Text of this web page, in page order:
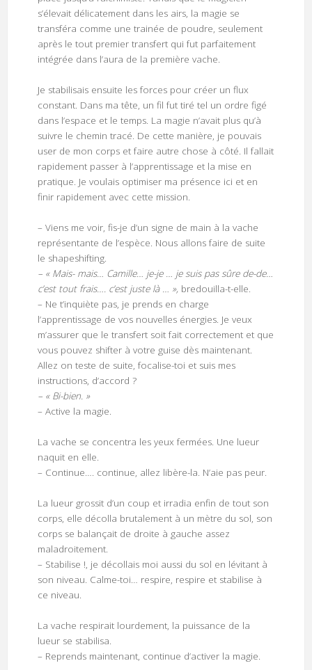
s’élevait délicatement dans les airs, la magie se
transféra comme une trainée de poudre, seulement
après le tout premier transfert qui fut parfaitement
intégrée dans l’aura de la première vache.
Je stabilisais ensuite les forces pour créer un flux
constant. Dans ma tête, un fil fut tiré tel un ordre figé
dans l’espace et le temps. La magie n’avait plus qu’à
suivre le chemin tracé. De cette manière, je pouvais
user de mon corps et faire autre chose à côté. Il fallait
rapidement passer à l’apprentissage et la mise en
pratique. Je voulais optimiser ma présence ici et en
finir rapidement avec cette mission.
– Viens me voir, fis-je d’un signe de main à la vache
représentante de l’espèce. Nous allons faire de suite
le shapeshifting.
– « Mais- mais… Camille… je-je … je suis pas sûre de-de…
c’est tout frais…. c’est juste là … »,bredouilla-t-elle.
– Ne t’inquiète pas, je prends en charge
l’apprentissage de vos nouvelles énergies. Je veux
m’assurer que le transfert soit fait correctement et que
vous pouvez shifter à votre guise dès maintenant.
Allez on teste de suite, focalise-toi et suis mes
instructions, d’accord ?
– « Bi-bien. »
– Active la magie.
La vache se concentra les yeux fermées. Une lueur
naquit en elle.
– Continue…. continue, allez libère-la. N’aie pas peur.
La lueur grossit d’un coup et irradia enfin de tout son
corps, elle décolla brutalement à un mètre du sol, son
corps se balançait de droite à gauche assez
maladroitement.
– Stabilise !, je décollais moi aussi du sol en lévitant à
son niveau. Calme-toi… respire, respire et stabilise à
ce niveau.
La vache respirait lourdement, la puissance de la
lueur se stabilisa.
– Reprends maintenant, continue d’activer la magie.